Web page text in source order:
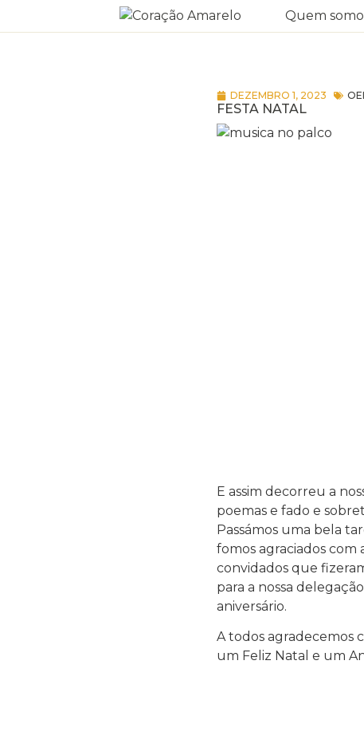
Quem
DEZEMBRO 1, 2023
FESTA NATAL
E assim decorreu a
poemas e fado e
Passámos uma bela
fomos agraciados com
convidados que
para a nossa
aniversário.
A todos agradecemos
um Feliz Natal e um